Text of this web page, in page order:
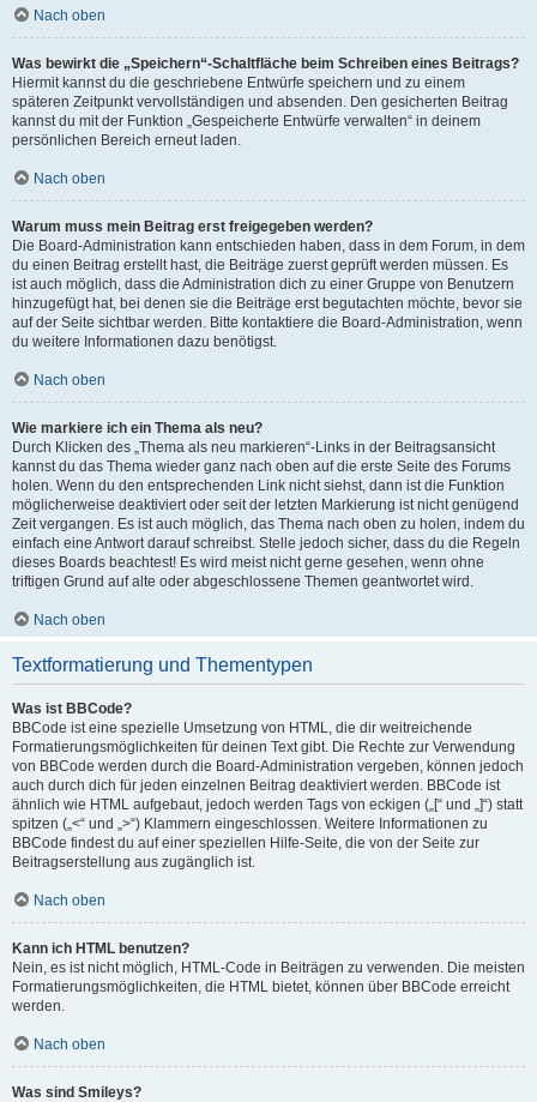
Nach oben
Was bewirkt die „Speichern“-Schaltfläche beim Schreiben eines Beitrags?
Hiermit kannst du die geschriebene Entwürfe speichern und zu einem
späteren Zeitpunkt vervollständigen und absenden. Den gesicherten Beitrag
kannst du mit der Funktion „Gespeicherte Entwürfe verwalten“ in deinem
persönlichen Bereich erneut laden.
Nach oben
Warum muss mein Beitrag erst freigegeben werden?
Die Board-Administration kann entschieden haben, dass in dem Forum, in dem
du einen Beitrag erstellt hast, die Beiträge zuerst geprüft werden müssen. Es
ist auch möglich, dass die Administration dich zu einer Gruppe von Benutzern
hinzugefügt hat, bei denen sie die Beiträge erst begutachten möchte, bevor sie
auf der Seite sichtbar werden. Bitte kontaktiere die Board-Administration, wenn
du weitere Informationen dazu benötigst.
Nach oben
Wie markiere ich ein Thema als neu?
Durch Klicken des „Thema als neu markieren“-Links in der Beitragsansicht
kannst du das Thema wieder ganz nach oben auf die erste Seite des Forums
holen. Wenn du den entsprechenden Link nicht siehst, dann ist die Funktion
möglicherweise deaktiviert oder seit der letzten Markierung ist nicht genügend
Zeit vergangen. Es ist auch möglich, das Thema nach oben zu holen, indem du
einfach eine Antwort darauf schreibst. Stelle jedoch sicher, dass du die Regeln
dieses Boards beachtest! Es wird meist nicht gerne gesehen, wenn ohne
triftigen Grund auf alte oder abgeschlossene Themen geantwortet wird.
Nach oben
Textformatierung und Thementypen
Was ist BBCode?
BBCode ist eine spezielle Umsetzung von HTML, die dir weitreichende
Formatierungsmöglichkeiten für deinen Text gibt. Die Rechte zur Verwendung
von BBCode werden durch die Board-Administration vergeben, können jedoch
auch durch dich für jeden einzelnen Beitrag deaktiviert werden. BBCode ist
ähnlich wie HTML aufgebaut, jedoch werden Tags von eckigen („[“ und „]“) statt
spitzen („<“ und „>“) Klammern eingeschlossen. Weitere Informationen zu
BBCode findest du auf einer speziellen Hilfe-Seite, die von der Seite zur
Beitragserstellung aus zugänglich ist.
Nach oben
Kann ich HTML benutzen?
Nein, es ist nicht möglich, HTML-Code in Beiträgen zu verwenden. Die meisten
Formatierungsmöglichkeiten, die HTML bietet, können über BBCode erreicht
werden.
Nach oben
Was sind Smileys?